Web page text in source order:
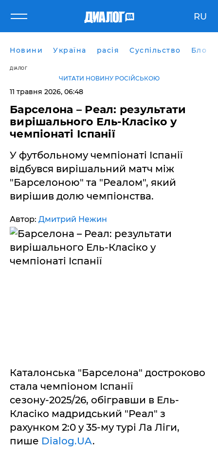
RU
Новини Україна расія Суспільство Блоги
ДІАЛОГ
ЧИТАТИ НОВИНУ РОСІЙСЬКОЮ
11 травня 2026, 06:48
Барселона – Реал: результати
вирішального Ель-Класіко у
чемпіонаті Іспанії
У футбольному чемпіонаті Іспанії
відбувся вирішальний матч між
"Барселоною" та "Реалом", який
вирішив долю чемпіонства.
Автор: Дмитрий Нежин
Каталонська "Барселона" достроково
стала чемпіоном Іспанії
сезону-2025/26, обігравши в Ель-
Класіко мадридський "Реал" з
рахунком 2:0 у 35-му турі Ла Ліги,
пише Dialog.UA.